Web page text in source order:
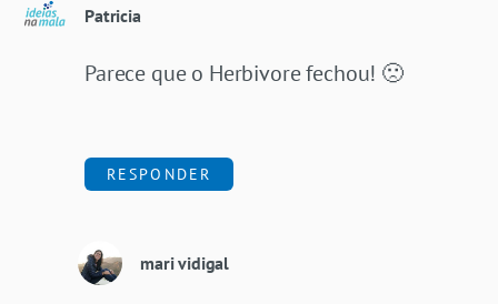
Patricia
Parece que o Herbivore fechou! 🙁
RESPONDER
mari vidigal